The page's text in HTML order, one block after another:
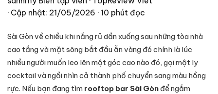
· Cập nhật: 21/05/2026 · 10 phút đọc
Sài Gòn về chiều khi nắng rủ dần xuống sau những tòa nhà
cao tầng và mặt sông bắt đầu ẫn vàng đó chính là lúc
nhiều người muốn leo lên một góc cao nào đó, gọi một ly
cocktail và ngồi nhìn cả thành phố chuyển sang màu hồng
rực. Nếu bạn đang tìm rooftop bar Sài Gòn để ngắm